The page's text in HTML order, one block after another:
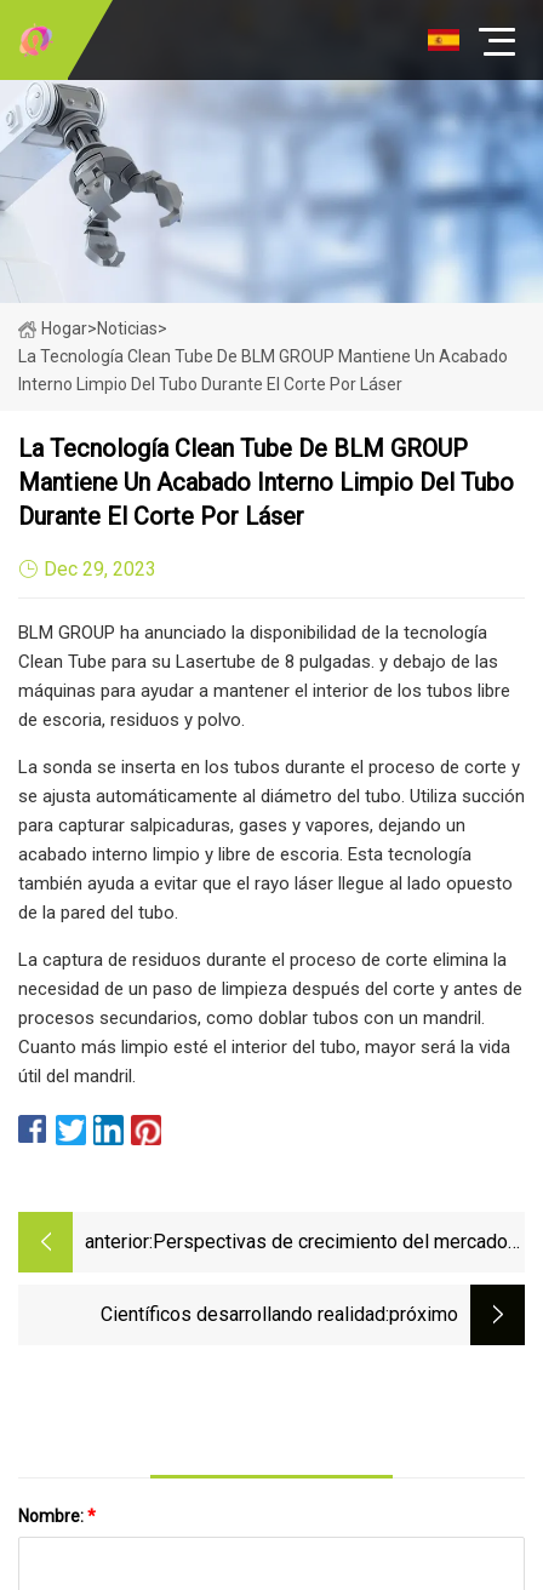
Hogar>Noticias>
La Tecnología Clean Tube De BLM GROUP Mantiene Un Acabado
Interno Limpio Del Tubo Durante El Corte Por Láser
La Tecnología Clean Tube De BLM GROUP
Mantiene Un Acabado Interno Limpio Del Tubo
Durante El Corte Por Láser
Dec 29, 2023
BLM GROUP ha anunciado la disponibilidad de la tecnología
Clean Tube para su Lasertube de 8 pulgadas. y debajo de las
máquinas para ayudar a mantener el interior de los tubos libre
de escoria, residuos y polvo.
La sonda se inserta en los tubos durante el proceso de corte y
se ajusta automáticamente al diámetro del tubo. Utiliza succión
para capturar salpicaduras, gases y vapores, dejando un
acabado interno limpio y libre de escoria. Esta tecnología
también ayuda a evitar que el rayo láser llegue al lado opuesto
de la pared del tubo.
La captura de residuos durante el proceso de corte elimina la
necesidad de un paso de limpieza después del corte y antes de
procesos secundarios, como doblar tubos con un mandril.
Cuanto más limpio esté el interior del tubo, mayor será la vida
útil del mandril.
anterior: Perspectivas de crecimiento del mercado
5.387,0 millones estimados para 2032
Científicos desarrollando realidad:próximo
Nombre:*